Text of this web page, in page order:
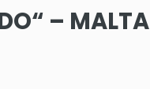
– MALTA